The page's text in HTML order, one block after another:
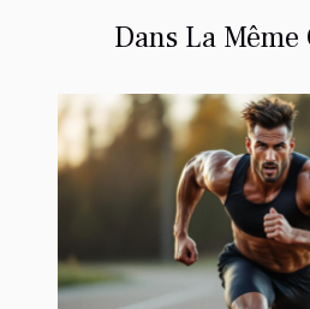
Dans La Même